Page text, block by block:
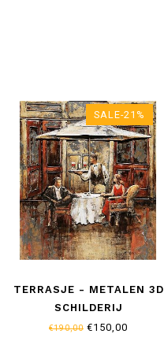
SALE-21%
TERRASJE - METALEN 3D
SCHILDERIJ
€190,00 €150,00